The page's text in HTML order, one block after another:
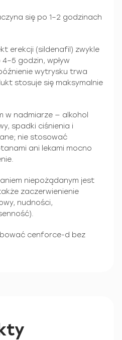
się po 1–2 godzinach
erekcji (sildenafil) zwykle
godzin, wpływ
wytrysku trwa
stosuje się maksymalnie
w nadmiarze — alkohol
spadki ciśnienia i
nie stosować
ani lekami mocno
niepożądanym jest
zaczerwienienie
nudności,
cenforce-d bez